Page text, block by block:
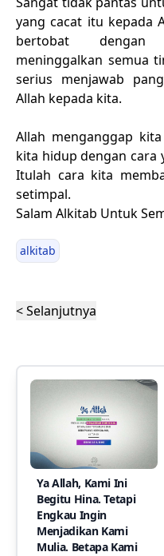
yang cacat itu kepada
bertobat dengan
meninggalkan semua
serius menjawab
Allah kepada kita.
Allah menganggap
kita hidup dengan cara
Itulah cara kita
setimpal.
Salam Alkitab Untuk
alkitab
< Selanjutnya
Ya Allah, Kami Ini
Begitu Hina. Tetapi
Engkau Ingin
Menjadikan Kami
Mulia. Betapa Kami